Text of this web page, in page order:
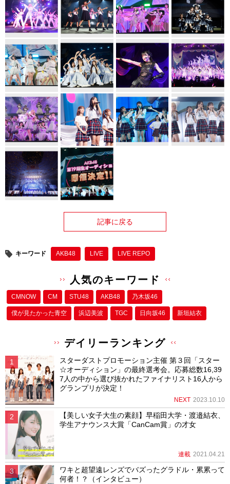
記事に戻る
キーワード AKB48 LIVE LIVE REPO
人気のキーワード
CMNOW CM STU48 AKB48 乃木坂46
僕が⾒たかった⻘空 浜辺美波 TGC 日向坂46 新垣結衣
デイリーランキング
スターダストプロモーション主催 第３回「スター
☆オーディション」の最終選考会。応募総数16,39
7人の中から選び抜かれたファイナリスト16人から
グランプリが決定！
NEXT 2023.10.10
【美しい女子大生の素顔】早稲田大学・渡邉結衣、
学生アナウンス大賞「CanCam賞」の才女
連載 2021.04.21
ワキと超望遠レンズでバズったグラドル・累累って
何者！？（インタビュー）